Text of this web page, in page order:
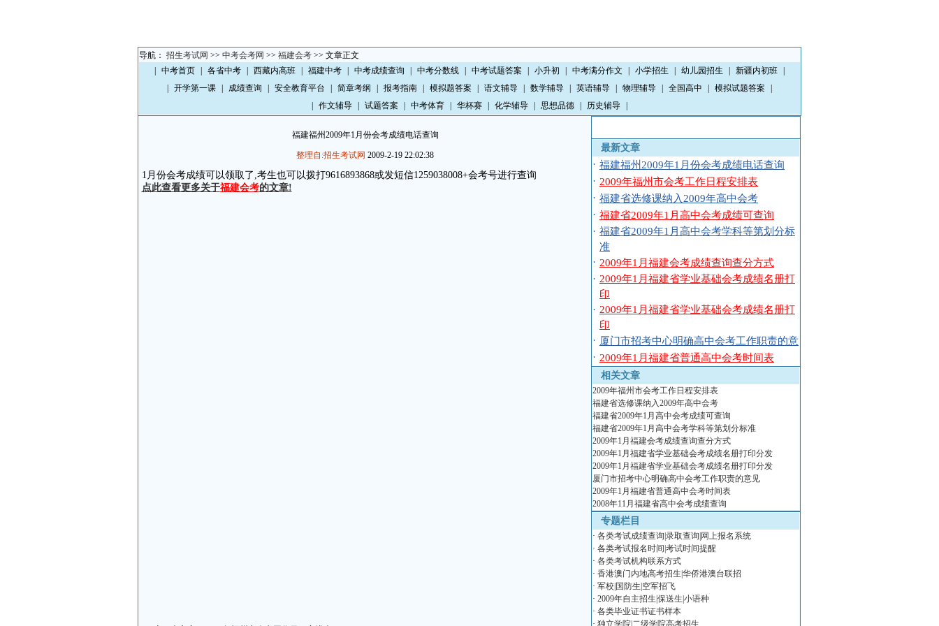
导航： 招生考试网 >> 中考会考网 >> 福建会考 >> 文章正文
中考首页 各省中考 西藏内高班 福建中考 中考成绩查询 中考分数线 中考试题答案 小升初 中考满分作文 小学招生 幼儿园招生 新疆内初班
开学第一课 成绩查询 安全教育平台 简章考纲 报考指南 模拟题答案 语文辅导 数学辅导 英语辅导 物理辅导 全国高中 模拟试题答案
作文辅导 试题答案 中考体育 华杯赛 化学辅导 思想品德 历史辅导
福建福州2009年1月份会考成绩电话查询
整理自:招生考试网 2009-2-19 22:02:38
1月份会考成绩可以领取了,考生也可以拨打9616893868或发短信1259038008+会考号进行查询
点此查看更多关于福建会考的文章!
最新文章
· 福建福州2009年1月份会考成绩电话查询
· 2009年福州市会考工作日程安排表
· 福建省选修课纳入2009年高中会考
· 福建省2009年1月高中会考成绩可查询
· 福建省2009年1月高中会考学科等第划分标
准
· 2009年1月福建会考成绩查询查分方式
· 2009年1月福建省学业基础会考成绩名册打
印
· 2009年1月福建省学业基础会考成绩名册打
印
· 厦门市招考中心明确高中会考工作职责的意
· 2009年1月福建省普通高中会考时间表
相关文章
2009年福州市会考工作日程安排表
福建省选修课纳入2009年高中会考
福建省2009年1月高中会考成绩可查询
福建省2009年1月高中会考学科等第划分标准
2009年1月福建会考成绩查询查分方式
2009年1月福建省学业基础会考成绩名册打印分发
2009年1月福建省学业基础会考成绩名册打印分发
厦门市招考中心明确高中会考工作职责的意见
2009年1月福建省普通高中会考时间表
2008年11月福建省高中会考成绩查询
专题栏目
· 各类考试成绩查询|录取查询|网上报名系统
· 各类考试报名时间|考试时间提醒
· 各类考试机构联系方式
· 香港澳门内地高考招生|华侨港澳台联招
· 军校|国防生|空军招飞
· 2009年自主招生|保送生|小语种
· 各类毕业证书证书样本
· 独立学院|二级学院高考招生